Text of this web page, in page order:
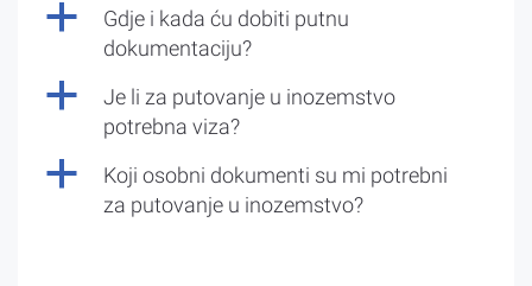
a
Gdje i kada ću dobiti putnu
dokumentaciju?
a
Je li za putovanje u inozemstvo
potrebna viza?
a
Koji osobni dokumenti su mi potrebni
za putovanje u inozemstvo?